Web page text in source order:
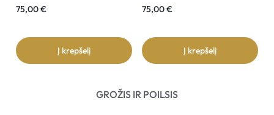
GROŽIS IR POILSIS
75,00€
Į krepšelį
75,00€
Į krepšelį